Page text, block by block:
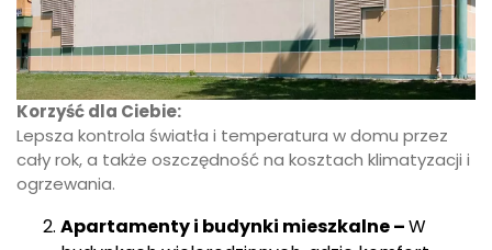
Korzyść dla Ciebie:
Lepsza kontrola światła i temperatura w domu przez
cały rok, a także oszczędność na kosztach klimatyzacji i
ogrzewania.
Apartamenty i budynki mieszkalne –W